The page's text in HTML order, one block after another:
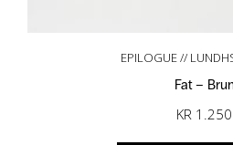
EPILOGUE //
Fat –
KR 1.250